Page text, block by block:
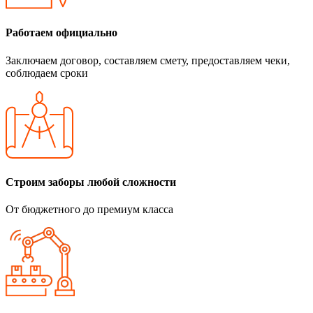
Работаем официально
Заключаем договор, составляем смету, предоставляем чеки,
соблюдаем сроки
Строим заборы любой сложности
От бюджетного до премиум класса